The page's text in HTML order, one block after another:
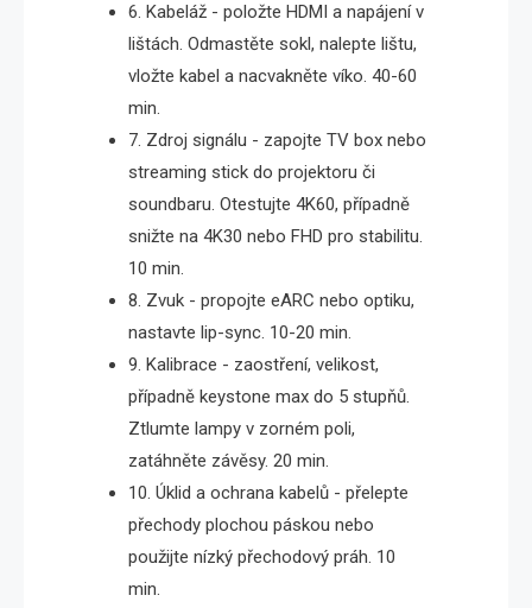
6. Kabeláž - položte HDMI a napájení v
lištách. Odmastěte sokl, nalepte lištu,
vložte kabel a nacvakněte víko. 40-60
min.
7. Zdroj signálu - zapojte TV box nebo
streaming stick do projektoru či
soundbaru. Otestujte 4K60, případně
snižte na 4K30 nebo FHD pro stabilitu.
10 min.
8. Zvuk - propojte eARC nebo optiku,
nastavte lip-sync. 10-20 min.
9. Kalibrace - zaostření, velikost,
případně keystone max do 5 stupňů.
Ztlumte lampy v zorném poli,
zatáhněte závěsy. 20 min.
10. Úklid a ochrana kabelů - přelepte
přechody plochou páskou nebo
použijte nízký přechodový práh. 10
min.